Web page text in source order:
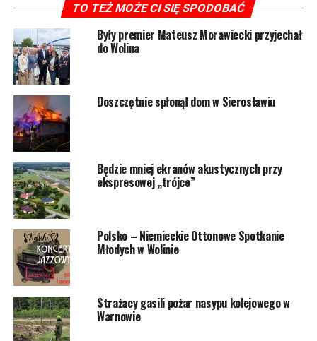
Kobieta została przetransportowana przez ratowników
medycznych do szpitala.
3443 odsłon
POWIĄZANE TEMATY:
Wjechał samochodem w drzewo. Nic mu się nie stało
NIE PRZEGAP
Budowa jednego z najnowocześniejszych tuneli na
świecie dobiega końca. Połączy wyspę Wolin z Uznamem
TO TEŻ MOŻE CI SIĘ SPODOBAĆ
Były premier Mateusz Morawiecki przyjechał
do Wolina
Doszczętnie spłonął dom w Sierosławiu
Będzie mniej ekranów akustycznych przy
ekspresowej „trójce”
Polsko – Niemieckie Ottonowe Spotkanie
Młodych w Wolinie
Strażacy gasili pożar nasypu kolejowego w
Warnowie